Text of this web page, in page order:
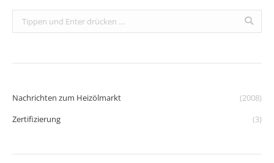
Search:
Nachrichten zum Heizölmarkt
(2008)
Zertifizierung
(3)